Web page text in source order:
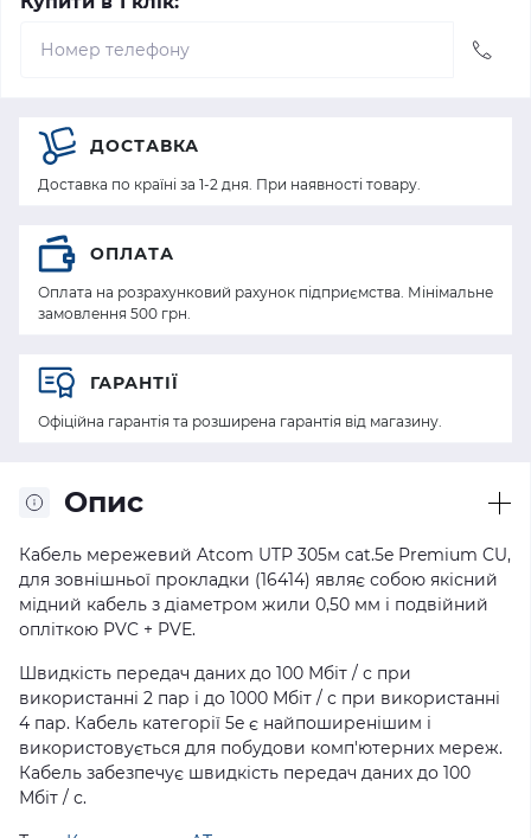
Опис
Кабель мережевий Atcom UTP 305м cat.5e Premium CU,
для зовнішньої прокладки (16414) являє собою якісний
мідний кабель з діаметром жили 0,50 мм і подвійний
опліткою PVC + PVE.
Швидкість передач даних до 100 Мбіт / с при
використанні 2 пар і до 1000 Мбіт / с при використанні
4 пар. Кабель категорії 5e є найпоширенішим і
використовується для побудови комп'ютерних мереж.
Кабель забезпечує швидкість передач даних до 100
Мбіт / с.
ДОСТАВКА
Доставка по країні за 1-2 дня. При наявності товару.
ОПЛАТА
Оплата на розрахунковий рахунок підприємства. Мінімальне
замовлення 500 грн.
ГАРАНТІЇ
Офіційна гарантія та розширена гарантія від магазину.